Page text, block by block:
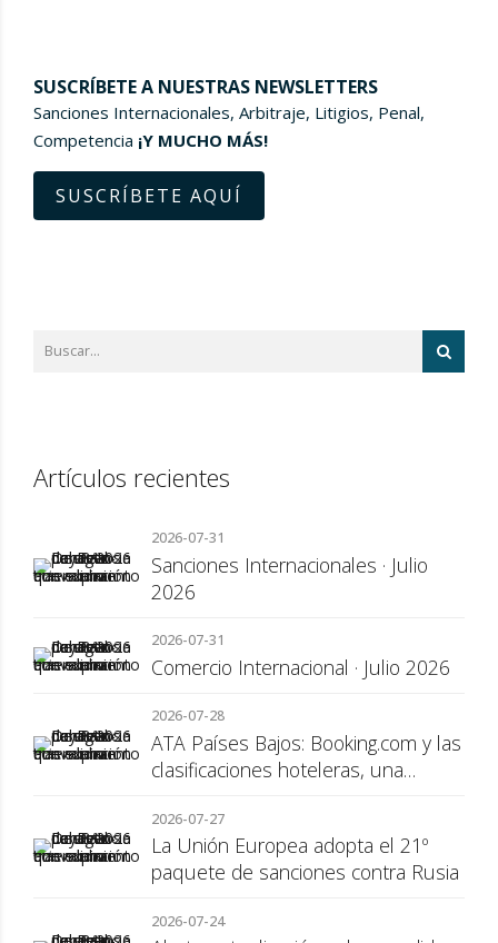
SUSCRÍBETE A NUESTRAS NEWSLETTERS
Sanciones Internacionales, Arbitraje, Litigios, Penal,
Competencia ¡Y MUCHO MÁS!
SUSCRÍBETE AQUÍ
Artículos recientes
2026-07-31
Sanciones Internacionales · Julio
2026
2026-07-31
Comercio Internacional · Julio 2026
2026-07-28
ATA Países Bajos: Booking.com y las
clasificaciones hoteleras, una
consumidor
2026-07-27
La Unión Europea adopta el 21º
paquete de sanciones contra Rusia
2026-07-24